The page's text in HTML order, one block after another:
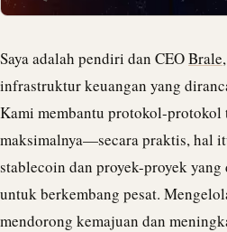
Saya adalah pendiri dan CEOBrale
infrastruktur keuangan yang
Kami membantu protokol-protokol
maksimalnya—secara praktis, hal
stablecoin dan proyek-proyek
untuk berkembang pesat.
mendorong kemajuan dan